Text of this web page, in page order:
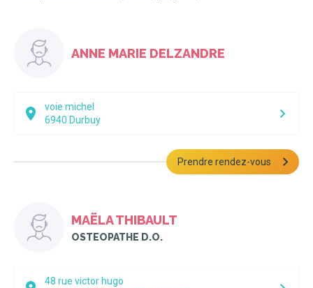
ANNE MARIE DELZANDRE
voie michel
6940 Durbuy
Prendre rendez-vous
MAËLA THIBAULT
OSTEOPATHE D.O.
48 rue victor hugo